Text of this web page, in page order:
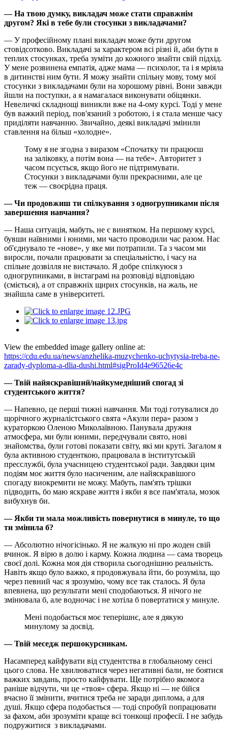
— На твою думку, викладач може стати справжнім
другом? Які в тебе були стосунки з викладачами?
— У професійному плані викладач може бути другом
стовідсотково. Викладачі за характером всі різні й, аби бути в
теплих стосунках, треба зуміти до кожного знайти свій підхід.
У мене розвинена емпатія, адже мама — психолог, та і я мріяла
в дитинстві ним бути. Я можу знайти спільну мову, тому мої
стосунки з викладачами були на хорошому рівні. Вони завжди
йшли на поступки, а я намагалася виконувати обіцянки.
Невеличкі складнощі виникли вже на 4-ому курсі. Тоді у мене
був важкий період, пов'язаний з роботою, і я стала менше часу
приділяти навчанню. Звичайно, деякі викладачі змінили
ставлення на більш «холодне».
Тому я не згодна з виразом «Спочатку ти працюєш
на заліковку, а потім вона — на тебе». Авторитет з
часом псується, якщо його не підтримувати.
Стосунки з викладачами були прекрасними, але це
теж — своєрідна праця.
— Чи продовжиш ти спілкування з одногрупниками після
завершення навчання?
— Наша ситуація, мабуть, не є винятком. На першому курсі,
бувши наївними і юними, ми часто проводили час разом. Нас
об'єднувало те «нове», у яке ми потрапили. Та з часом ми
виросли, почали працювати за спеціальністю, і часу на
спільне дозвілля не вистачало. Я добре спілкуюся з
одногрупниками, в інстаграмі на розповіді відповідаю
(сміється), а от справжніх щирих стосунків, на жаль, не
знайшла саме в університеті.
View the embedded image gallery online at:
https://cdu.edu.ua/news/anzhelika-muzychenko-uchytysia-treba-ne-
zarady-dyploma-a-dlia-dushi.html#sigProId4e96526e4c
— Твій найяскравіший/найкумедніший спогад зі
студентського життя?
— Напевно, це перші тижні навчання. Ми тоді готувалися до
щорічного журналістського свята «Акули пера» разом з
кураторкою Оленою Миколаївною. Панувала дружня
атмосфера, ми були юними, передчували свято, нові
знайомства, були готові показати світу, які ми круті. Загалом я
була активною студенткою, працювала в інститутській
пресслужбі, була учасницею студентської ради. Завдяки цим
подіям моє життя було насиченим, але найяскравішого
спогаду виокремити не можу. Мабуть, пам'ять трішки
підводить, бо маю яскраве життя і якби я все пам'ятала, мозок
вибухнув би.
— Якби ти мала можливість повернутися в минуле, то що
ти змінила б?
— Абсолютно нічогісінько. Я не жалкую ні про жоден свій
вчинок. Я вірю в долю і карму. Кожна людина — сама творець
своєї долі. Кожна моя дія створила сьогоднішню реальність.
Навіть якщо було важко, я продовжувала йти, бо розуміла, що
через певний час я зрозумію, чому все так сталось. Я була
впевнена, що результати мені сподобаються. Я нічого не
змінювала б, але водночас і не хотіла б повертатися у минуле.
Мені подобається моє теперішнє, але я дякую
минулому за досвід.
— Твій меседж першокурсникам.
Насамперед кайфувати від студентства в глобальному сенсі
цього слова. Не хвилюватися через негативні бали, не боятися
важких завдань, просто кайфувати. Ще потрібно якомога
раніше відчути, чи це «твоя» сфера. Якщо ні — не бійся
вчасно її змінити, вчитися треба не заради диплома, а для
душі. Якщо сфера подобається — тоді спробуй попрацювати
за фахом, аби зрозуміти краще всі тонкощі професії. І не забудь
подружитися з викладачами.